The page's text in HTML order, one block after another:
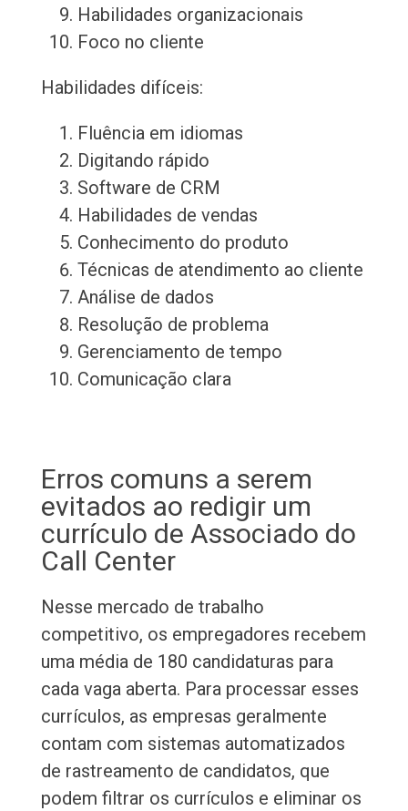
Habilidades organizacionais
Foco no cliente
Habilidades difíceis:
Fluência em idiomas
Digitando rápido
Software de CRM
Habilidades de vendas
Conhecimento do produto
Técnicas de atendimento ao cliente
Análise de dados
Resolução de problema
Gerenciamento de tempo
Comunicação clara
Erros comuns a serem
evitados ao redigir um
currículo de Associado do
Call Center
Nesse mercado de trabalho
competitivo, os empregadores recebem
uma média de 180 candidaturas para
cada vaga aberta. Para processar esses
currículos, as empresas geralmente
contam com sistemas automatizados
de rastreamento de candidatos, que
podem filtrar os currículos e eliminar os